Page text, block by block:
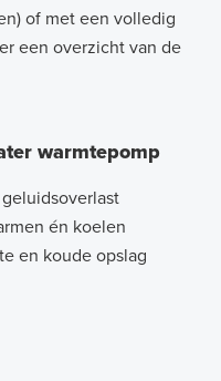
of met een volledig
een overzicht van de
warmtepomp
én koelen
en koude opslag